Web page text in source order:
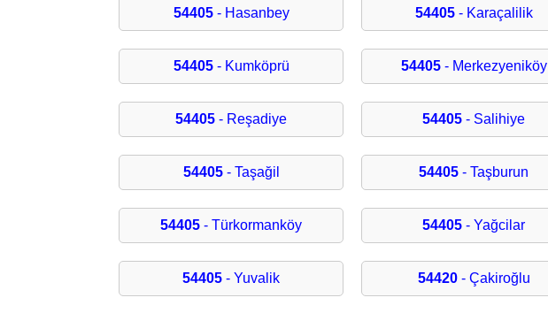
54405- Hasanbey 54405- Karaçalilik
54405- Kumköprü 54405- Merkezyeniköy
54405 - Reşadiye 54405 - Salihiye
54405- Taşağil 54405 - Taşburun
54405 - Türkormanköy 54405 - Yağcilar
54405 - Yuvalik 54420- Çakiroğlu